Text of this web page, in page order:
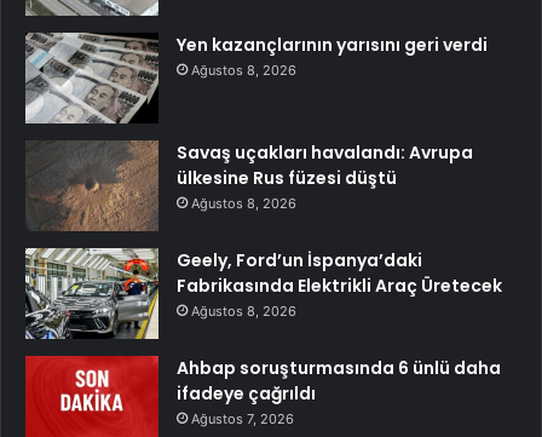
Yen kazançlarının yarısını geri verdi
Ağustos 8, 2026
Savaş uçakları havalandı: Avrupa
ülkesine Rus füzesi düştü
Ağustos 8, 2026
Geely, Ford’un İspanya’daki
Fabrikasında Elektrikli Araç Üretecek
Ağustos 8, 2026
Ahbap soruşturmasında 6 ünlü daha
ifadeye çağrıldı
Ağustos 7, 2026